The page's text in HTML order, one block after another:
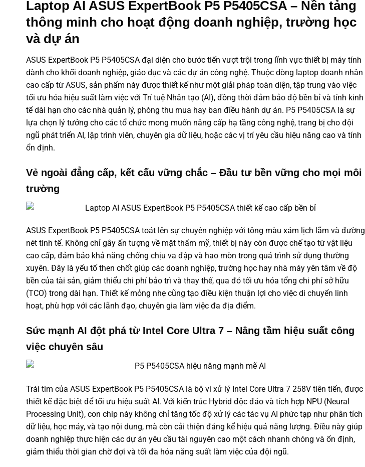
Laptop AI ASUS ExpertBook P5 P5405CSA – Nền tảng
thông minh cho hoạt động doanh nghiệp, trường học
và dự án
ASUS ExpertBook P5 P5405CSA đại diện cho bước tiến vượt trội trong lĩnh vực thiết bị máy tính
dành cho khối doanh nghiệp, giáo dục và các dự án công nghệ. Thuộc dòng laptop doanh nhân
cao cấp từ ASUS, sản phẩm này được thiết kế như một giải pháp toàn diện, tập trung vào việc
tối ưu hóa hiệu suất làm việc với Trí tuệ Nhân tạo (AI), đồng thời đảm bảo độ bền bỉ và tính kinh
tế dài hạn cho các nhà quản lý, phòng thu mua hay ban điều hành dự án. P5 P5405CSA là sự
lựa chọn lý tưởng cho các tổ chức mong muốn nâng cấp hạ tầng công nghệ, trang bị cho đội
ngũ phát triển AI, lập trình viên, chuyên gia dữ liệu, hoặc các vị trí yêu cầu hiệu năng cao và tính
ổn định.
Vẻ ngoài đẳng cấp, kết cấu vững chắc – Đầu tư bền vững cho mọi môi
trường
ASUS ExpertBook P5 P5405CSA toát lên sự chuyên nghiệp với tông màu xám lịch lãm và đường
nét tinh tế. Không chỉ gây ấn tượng về mặt thẩm mỹ, thiết bị này còn được chế tạo từ vật liệu
cao cấp, đảm bảo khả năng chống chịu va đập và hao mòn trong quá trình sử dụng thường
xuyên. Đây là yếu tố then chốt giúp các doanh nghiệp, trường học hay nhà máy yên tâm về độ
bền của tài sản, giảm thiểu chi phí bảo trì và thay thế, qua đó tối ưu hóa tổng chi phí sở hữu
(TCO) trong dài hạn. Thiết kế mỏng nhẹ cũng tạo điều kiện thuận lợi cho việc di chuyển linh
hoạt, phù hợp với các lãnh đạo, chuyên gia làm việc đa địa điểm.
Sức mạnh AI đột phá từ Intel Core Ultra 7 – Nâng tầm hiệu suất công
việc chuyên sâu
Trái tim của ASUS ExpertBook P5 P5405CSA là bộ vi xử lý Intel Core Ultra 7 258V tiên tiến, được
thiết kế đặc biệt để tối ưu hiệu suất AI. Với kiến trúc Hybrid độc đáo và tích hợp NPU (Neural
Processing Unit), con chip này không chỉ tăng tốc độ xử lý các tác vụ AI phức tạp như phân tích
dữ liệu, học máy, và tạo nội dung, mà còn cải thiện đáng kể hiệu quả năng lượng. Điều này giúp
doanh nghiệp thực hiện các dự án yêu cầu tài nguyên cao một cách nhanh chóng và ổn định,
giảm thiểu thời gian chờ đợi và tối đa hóa năng suất làm việc của đội ngũ.